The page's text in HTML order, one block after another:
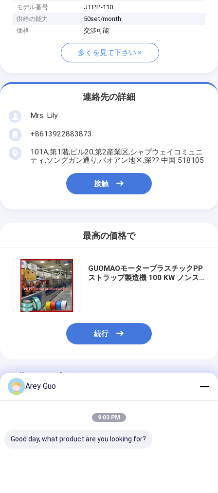
モデル番号
JTPP-110
供給の能力
50set/month
価格
交渉可能
多くを見て下さい
連絡先の詳細
Mrs. Lily
+8613922883873
101A,第1階,ビル20,第2産業区,シャプウェイコミュニ
ティ,ソングガン通り,バオアン地区,深?? 中国 518105
接触
最高の価格で
GUOMAOモータープラスチックPP
ストラップ製造機 100 KW ノンス
続行
推薦されたプロダクト
Arey Guo
9:03 PM
Good day, what product are you looking for?